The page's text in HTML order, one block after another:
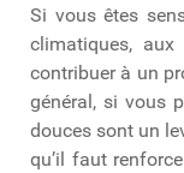
Si vous êtes
climatiques,
contribuer à un
général, si vous
douces sont un
qu’il faut